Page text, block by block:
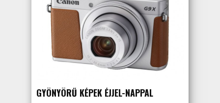
GYÖNYÖRŰ KÉPEK ÉJJEL-NAPPAL